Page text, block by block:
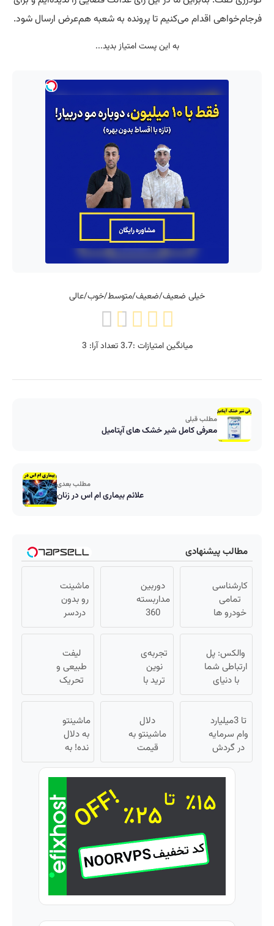
فرجام‌خواهی اقدام می‌کنیم تا پرونده به شعبه هم‌عرض ارسال شود.
به این پست امتیاز بدید...
خیلی ضعیف/ضعیف/متوسط/خوب/عالی
میانگین امتیازات :3.7تعداد آرا: 3
مطلب قبلی
معرفی کامل شیر خشک های آپتامیل
مطلب بعدی
علائم بیماری ام اس در زنان
مطالب پیشنهادی
کارشناسی
تمامی
خودرو ها
فقط با
تومان
دوربین
مداربسته
360
درجه |
آسان و
راحت
ماشینت
رو بدون
دردسر
بفروش |
کمسیون
😍
والکس: پل
ارتباطی شما
با دنیای
سرمایه‌گذاری
تجربه‌ی
نوین
ترید با
والکس،
روشن در
انتظار
شماست
لیفت
طبیعی و
تحریک
کلاژن‌سازی
پوست با
24ماه
ماندگاری
✅ جوان
شو
تا 3میلیارد
وام سرمایه
در گردش
فروشندگان
=>
رو ثبت کن
دلال
ماشینتو به
قیمت
نمیخره! بیا
اینجا به
بفروش*فقط
خریدار
ماشینتو
به دلال
نده! به
مصرف
کننده
پاسخ
به یک
تماس